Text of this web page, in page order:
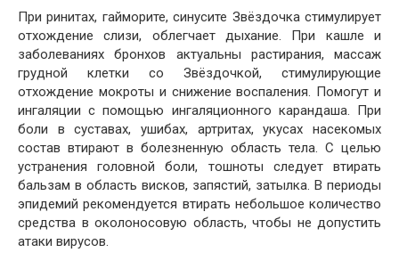
При ринитах, гайморите, синусите Звёздочка стимулирует
отхождение слизи, облегчает дыхание. При кашле и
заболеваниях бронхов актуальны растирания, массаж
грудной клетки со Звёздочкой, стимулирующие
отхождение мокроты и снижение воспаления. Помогут и
ингаляции с помощью ингаляционного карандаша. При
боли в суставах, ушибах, артритах, укусах насекомых
состав втирают в болезненную область тела. С целью
устранения головной боли, тошноты следует втирать
бальзам в область висков, запястий, затылка. В периоды
эпидемий рекомендуется втирать небольшое количество
средства в околоносовую область, чтобы не допустить
атаки вирусов.